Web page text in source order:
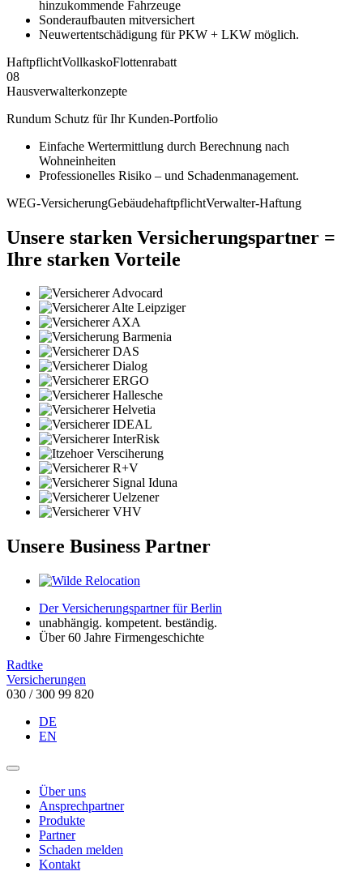
hinzukommende Fahrzeuge
Sonderaufbauten mitversichert
Neuwertentschädigung für PKW + LKW möglich.
HaftpflichtVollkaskoFlottenrabatt
08
Hausverwalterkonzepte
Rundum Schutz für Ihr Kunden-Portfolio
Einfache Wertermittlung durch Berechnung nach
Wohneinheiten
Professionelles Risiko – und Schadenmanagement.
WEG-VersicherungGebäudehaftpflichtVerwalter-Haftung
Unsere starken Versicherungspartner =
Ihre starken Vorteile
Unsere Business Partner
Der Versicherungspartner für Berlin
unabhängig. kompetent. beständig.
Über 60 Jahre Firmengeschichte
Radtke
Versicherungen
030 / 300 99 820
DE
EN
Über uns
Ansprechpartner
Produkte
Partner
Schaden melden
Kontakt